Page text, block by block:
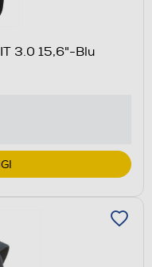
3.0 15,6"-Blu